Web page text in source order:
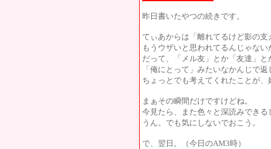
昨日書いたやつの続きです。
てぃあからは「離れてるけど影の
もうウザいと思われてるんじゃな
だって、「メル友」とか「友達」
「俺にとって」みたいなかんじで
ちょっとでも考えてくれたことが、
まぁその瞬間だけですけどね。
今見たら、また色々と深読みでき
うん。でも気にしないでおこう。
で、翌日。（今日のAM3時）